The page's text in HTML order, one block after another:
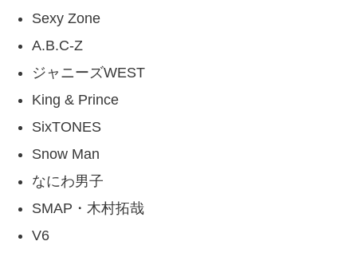
Sexy Zone
A.B.C-Z
ジャニーズWEST
King & Prince
SixTONES
Snow Man
なにわ男子
SMAP・木村拓哉
V6